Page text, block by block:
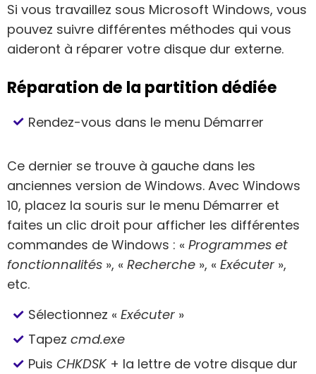
Si vous travaillez sous Microsoft Windows, vous
pouvez suivre différentes méthodes qui vous
aideront à réparer votre disque dur externe.
Réparation de la partition dédiée
Rendez-vous dans le menu Démarrer
Ce dernier se trouve à gauche dans les
anciennes version de Windows. Avec Windows
10, placez la souris sur le menu Démarrer et
faites un clic droit pour afficher les différentes
commandes de Windows : « Programmes et
fonctionnalités », « Recherche », « Exécuter »,
etc.
Sélectionnez «Exécuter »
Tapezcmd.exe
Puis CHKDSK+ la lettre de votre disque dur